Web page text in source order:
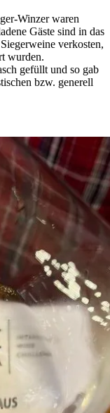
Winzer waren
Gäste sind in das
verkosten,
wurden.
gefüllt und so gab
bzw. generell